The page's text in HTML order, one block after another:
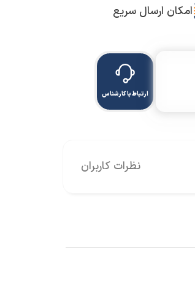
امکان ارسال سریع
ارتباط با کارشناس
نظرات کاربران